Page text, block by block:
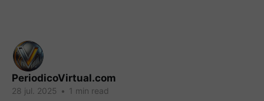
PeriodicoVirtual.com
28 jul. 2025 • 1 min read